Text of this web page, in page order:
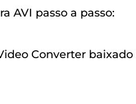
AVI passo a passo:
Converter